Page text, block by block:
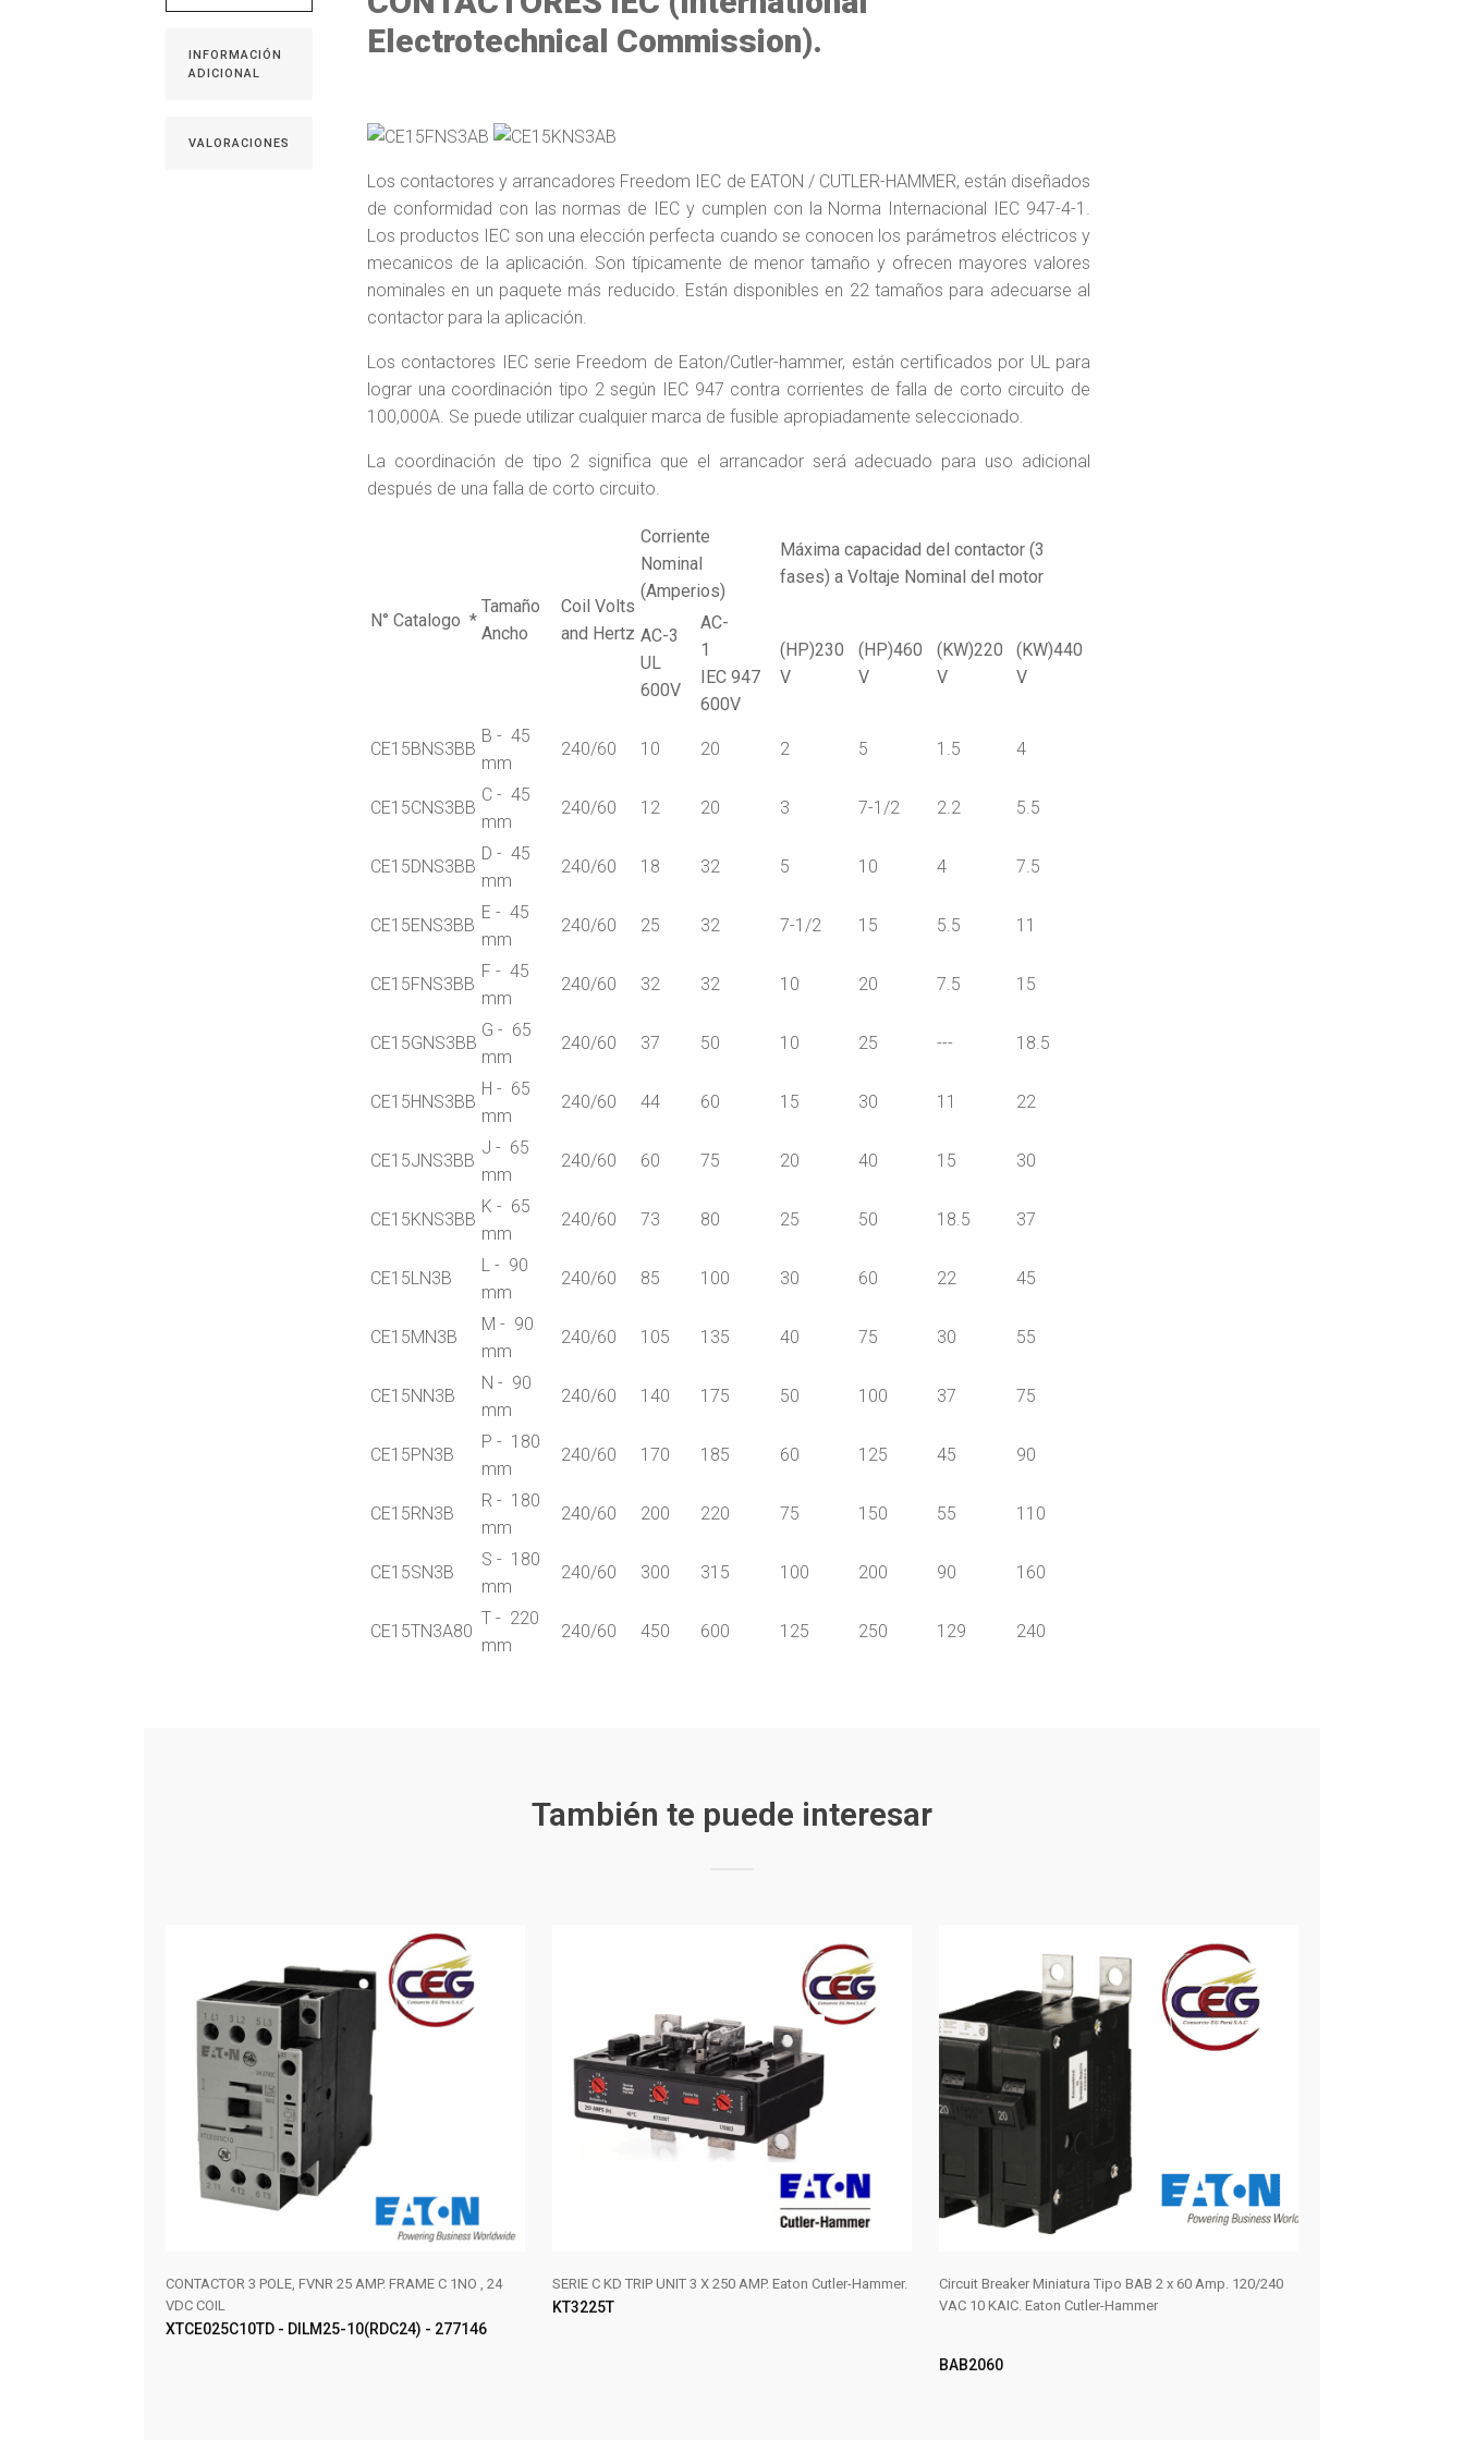
INFORMACIÓN
ADICIONAL
VALORACIONES
Electrotechnical Commission).
Los contactores y arrancadores Freedom IEC de EATON / CUTLER-HAMMER, están diseñados
de conformidad con las normas de IEC y cumplen con la Norma Internacional IEC 947-4-1.
Los productos IEC son una elección perfecta cuando se conocen los parámetros eléctricos y
mecanicos de la aplicación. Son típicamente de menor tamaño y ofrecen mayores valores
nominales en un paquete más reducido. Están disponibles en 22 tamaños para adecuarse al
contactor para la aplicación.
Los contactores IEC serie Freedom de Eaton/Cutler-hammer, están certificados por UL para
lograr una coordinación tipo 2 según IEC 947 contra corrientes de falla de corto circuito de
100,000A. Se puede utilizar cualquier marca de fusible apropiadamente seleccionado.
La coordinación de tipo 2 significa que el arrancador será adecuado para uso adicional
después de una falla de corto circuito.
N° Catalogo *
Tamaño
Ancho
Coil Volts
and Hertz
Corriente
Nominal
(Amperios)
Máxima capacidad del contactor (3
fases) a Voltaje Nominal del motor
AC-3
UL
600V
AC-
1
IEC 947
600V
(HP)230
V
(HP)460
V
(KW)220
V
(KW)440
V
CE15BNS3BB
B - 45
mm
240/60 10 20 2 5 1.5 4
CE15CNS3BB
C - 45
mm
240/60 12 20 3 7-1/2 2.2 5.5
CE15DNS3BB
D - 45
mm
240/60 18 32 5 10 4 7.5
CE15ENS3BB
E - 45
mm
240/60 25 32 7-1/2 15 5.5 11
CE15FNS3BB
F - 45
mm
240/60 32 32 10 20 7.5 15
CE15GNS3BB
G - 65
mm
240/60 37 50 10 25 --- 18.5
CE15HNS3BB
H - 65
mm
240/60 44 60 15 30 11 22
CE15JNS3BB
J - 65
mm
240/60 60 75 20 40 15 30
CE15KNS3BB
K - 65
mm
240/60 73 80 25 50 18.5 37
CE15LN3B
L - 90
mm
240/60 85 100 30 60 22 45
CE15MN3B
M - 90
mm
240/60 105 135 40 75 30 55
CE15NN3B
N - 90
mm
240/60 140 175 50 100 37 75
CE15PN3B
P - 180
mm
240/60 170 185 60 125 45 90
CE15RN3B
R - 180
mm
240/60 200 220 75 150 55 110
CE15SN3B
S - 180
mm
240/60 300 315 100 200 90 160
CE15TN3A80
T - 220
mm
240/60 450 600 125 250 129 240
También te puede interesar
CONTACTOR 3 POLE, FVNR 25 AMP. FRAME C 1NO , 24
VDC COIL
XTCE025C10TD - DILM25-10(RDC24) - 277146
SERIE C KD TRIP UNIT 3 X 250 AMP. Eaton Cutler-Hammer.
KT3225T
Circuit Breaker Miniatura Tipo BAB 2 x 60 Amp. 120/240
VAC 10 KAIC. Eaton Cutler-Hammer
BAB2060